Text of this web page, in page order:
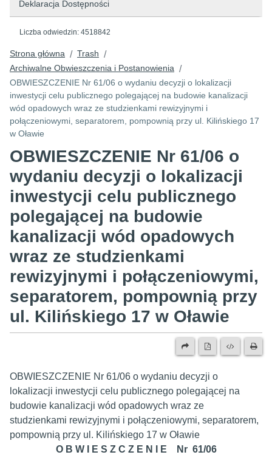
Deklaracja Dostępności
Liczba odwiedzin: 4518842
Strona główna / Trash /
Archiwalne Obwieszczenia i Postanowienia /
OBWIESZCZENIE Nr 61/06 o wydaniu decyzji o lokalizacji
inwestycji celu publicznego polegającej na budowie kanalizacji
wód opadowych wraz ze studzienkami rewizyjnymi i
połączeniowymi, separatorem, pompownią przy ul. Kilińskiego 17
w Oławie
OBWIESZCZENIE Nr 61/06 o
wydaniu decyzji o lokalizacji
inwestycji celu publicznego
polegającej na budowie
kanalizacji wód opadowych
wraz ze studzienkami
rewizyjnymi i połączeniowymi,
separatorem, pompownią przy
ul. Kilińskiego 17 w Oławie
OBWIESZCZENIE Nr 61/06 o wydaniu decyzji o
lokalizacji inwestycji celu publicznego polegającej na
budowie kanalizacji wód opadowych wraz ze
studzienkami rewizyjnymi i połączeniowymi, separatorem,
pompownią przy ul. Kilińskiego 17 w Oławie
O B W I E S Z C Z E N I E Nr 61/06